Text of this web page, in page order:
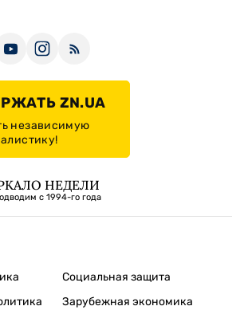
ZN.UA
независимую
НЕДЕЛИ
с 1994-го года
Социальная защита
Зарубежная экономика